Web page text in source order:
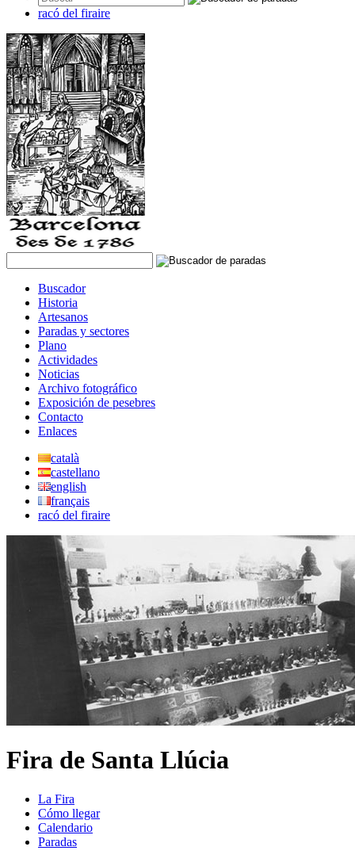
racó del firaire
Buscador
Historia
Artesanos
Paradas y sectores
Plano
Actividades
Noticias
Archivo fotográfico
Exposición de pesebres
Contacto
Enlaces
català
castellano
english
français
racó del firaire
Fira de Santa Llúcia
La Fira
Cómo llegar
Calendario
Paradas